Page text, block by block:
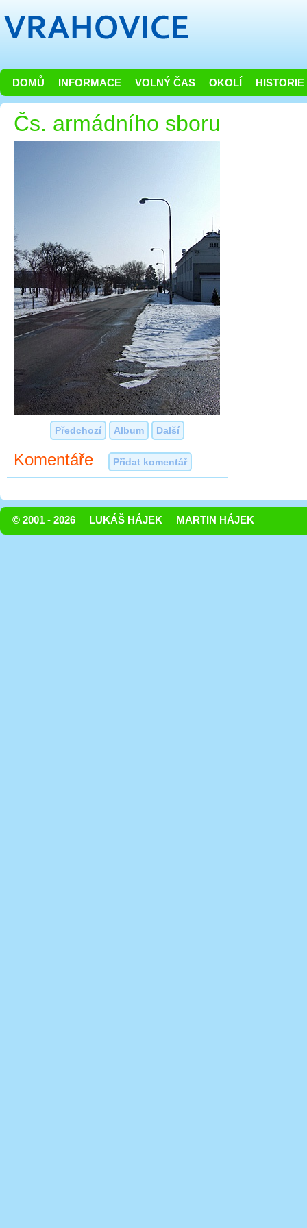
DOMŮ INFORMACE VOLNÝ ČAS OKOLÍ HISTORIE
Čs. armádního sboru
Předchozí Album Další
Komentáře Přidat komentář
© 2001 - 2026 LUKÁŠ HÁJEK MARTIN HÁJEK